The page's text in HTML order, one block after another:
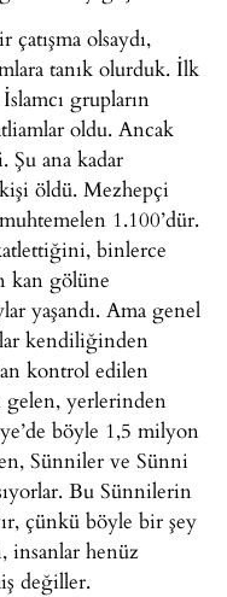
olsaydı,
tanık olurduk. İlk
grupların
oldu. Ancak
Şu ana kadar
öldü. Mezhepçi
1.100’dür.
binlerce
kan gölüne
yaşandı. Ama genel
kendiliğinden
kontrol edilen
gelen, yerlerinden
böyle 1,5 milyon
Sünniler ve Sünni
Bu Sünnilerin
çünkü böyle bir şey
insanlar henüz
değiller.